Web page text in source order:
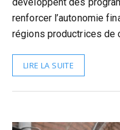
renforcer l’autonomie
régions productrices de
LIRE LA SUITE